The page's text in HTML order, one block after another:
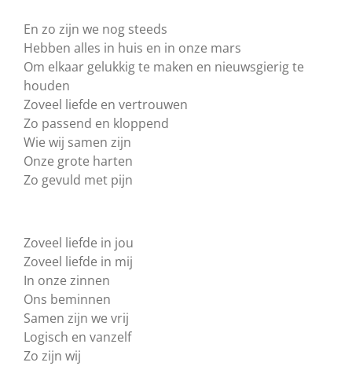
En zo zijn we nog steeds
Hebben alles in huis en in onze mars
Om elkaar gelukkig te maken en nieuwsgierig te
houden
Zoveel liefde en vertrouwen
Zo passend en kloppend
Wie wij samen zijn
Onze grote harten
Zo gevuld met pijn
Zoveel liefde in jou
Zoveel liefde in mij
In onze zinnen
Ons beminnen
Samen zijn we vrij
Logisch en vanzelf
Zo zijn wij